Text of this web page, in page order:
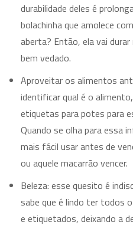
durabilidade deles é
bolachinha que amolece
aberta? Então, ela vai
bem vedado.
Aproveitar os alimentos
identificar qual é o
etiquetas para potes para
Quando se olha para essa
mais fácil usar antes de
ou aquele macarrão vencer.
Beleza: esse quesito é
sabe que é lindo ter todos
e etiquetados, deixando a